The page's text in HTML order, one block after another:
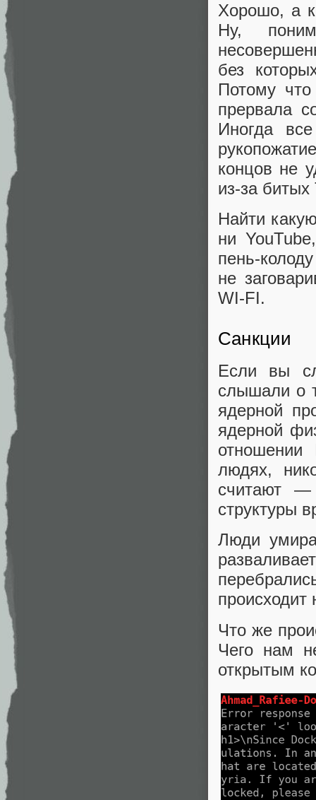
Хорошо, а
Ну,
без
Потому
прервала
Иногда
концов не
из-за битых
Найти
ни
пень-
не
WI-FI.
Санкции
Если вы
слышали о
ядерной
ядерной
людях,
считают —
структуры
Люди
происходит
Что же
Чего нам
открытым